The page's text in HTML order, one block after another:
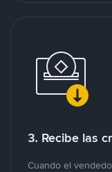
3. Recibe las
Cuando el